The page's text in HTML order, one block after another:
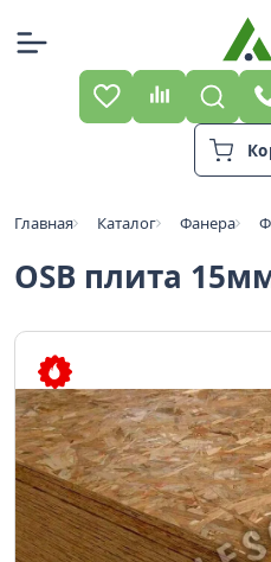
Главная Каталог Фанера
OSB плита